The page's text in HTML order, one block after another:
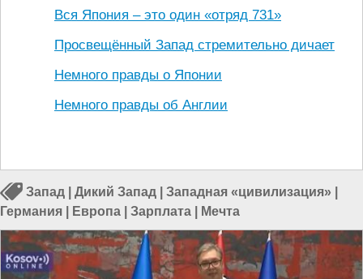
Вся Япония – это один «отряд 731»
Просвещённый Запад стремительно дичает
Немного правды о Японии
Немного правды об Англии
Запад Дикий Запад Западная «цивилизация»
Германия
Европа Зарплата Мечта